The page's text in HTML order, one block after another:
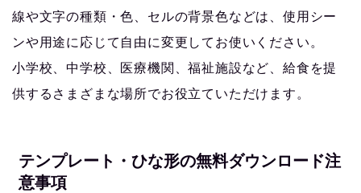
線や文字の種類・色、セルの背景色などは、使用シー
ンや用途に応じて自由に変更してお使いください。
小学校、中学校、医療機関、福祉施設など、給食を提
供するさまざまな場所でお役立ていただけます。
テンプレート・ひな形の無料ダウンロード注
意事項